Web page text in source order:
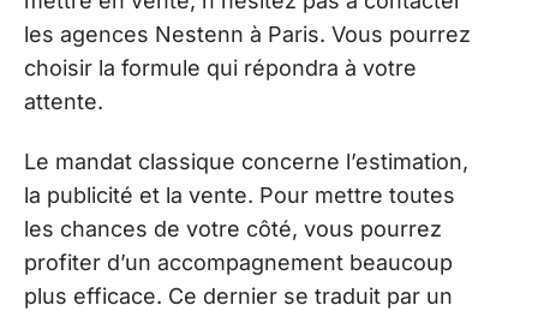
les agences Nestenn à Paris. Vous pourrez
choisir la formule qui répondra à votre
attente.
Le mandat classique concerne l’estimation,
la publicité et la vente. Pour mettre toutes
les chances de votre côté, vous pourrez
profiter d’un accompagnement beaucoup
plus efficace. Ce dernier se traduit par un